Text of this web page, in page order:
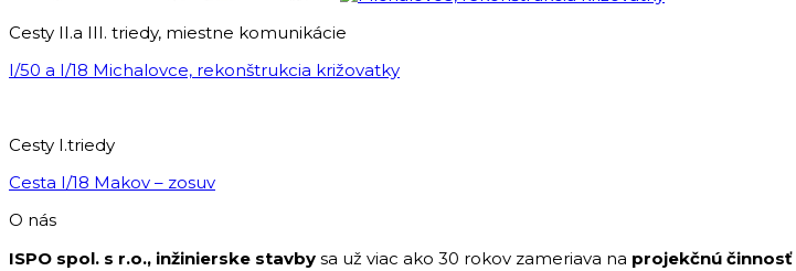
Cesty II.a III. triedy, miestne komunikácie
I/50 a I/18 Michalovce, rekonštrukcia križovatky
Cesty I.triedy
Cesta I/18 Makov – zosuv
O nás
ISPO spol. s r.o., inžinierske stavby sa už viac ako 30 rokov zameriava na projekčnú činnosť